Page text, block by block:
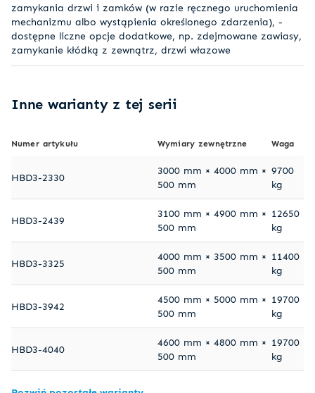
zamykania drzwi i zamków (w razie ręcznego uruchomienia
mechanizmu albo wystąpienia określonego zdarzenia), -
dostępne liczne opcje dodatkowe, np. zdejmowane zawiasy,
zamykanie kłódką z zewnątrz, drzwi włazowe
Inne warianty z tej serii
Numer artykułu Wymiary zewnętrzne Waga
HBD3-2330
3000 mm × 4000 mm ×
500 mm
9700
kg
HBD3-2439
3100 mm × 4900 mm ×
500 mm
12650
kg
HBD3-3325
4000 mm × 3500 mm ×
500 mm
11400
kg
HBD3-3942
4500 mm × 5000 mm ×
500 mm
19700
kg
HBD3-4040
4600 mm × 4800 mm ×
500 mm
19700
kg